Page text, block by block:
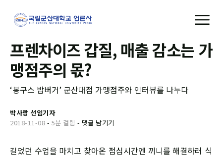
프렌차이즈 갑질, 매출 감소는 가
맹점주의 몫?
‘봉구스 밥버거’ 군산대점 가맹점주와 인터뷰를 나누다
박사랑 선임기자
2018-11-08 - 5분 걸림 - 댓글 남기기
길었던 수업을 마치고 찾아온 점심시간엔 끼니를 해결하러 식